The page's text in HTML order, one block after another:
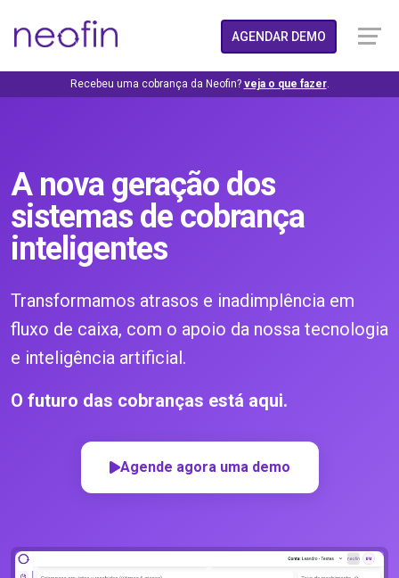
AGENDAR DEMO
Recebeu uma cobrança da Neofin? veja o que fazer.
A nova geração dos
sistemas de cobrança
inteligentes
Transformamos atrasos e inadimplência em
fluxo de caixa, com o apoio da nossa tecnologia
e inteligência artificial.
O futuro das cobranças está aqui.
Agende agora uma demo